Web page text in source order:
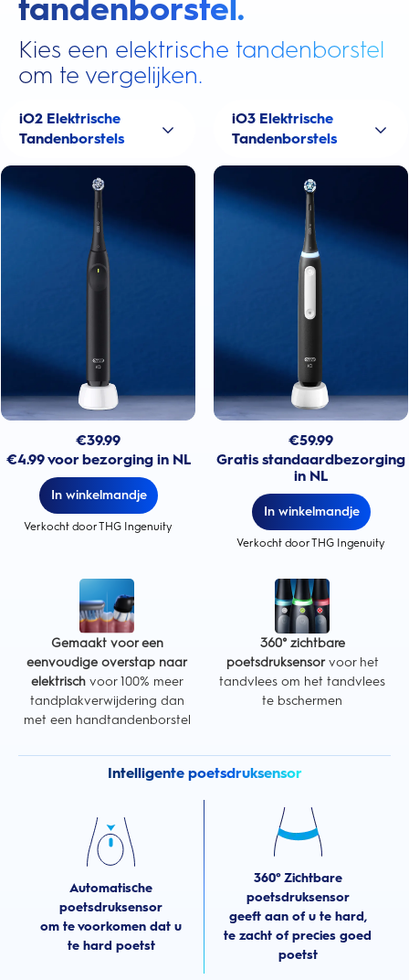
tandenborstel.
Kies een elektrische tandenborstel
om te vergelijken.
iO2 Elektrische
Tandenborstels
€39.99
€4.99 voor bezorging in NL
In winkelmandje
Verkocht door THG Ingenuity
iO3 Elektrische
Tandenborstels
€59.99
Gratis standaardbezorging
in NL
In winkelmandje
Verkocht door THG Ingenuity
Gemaakt voor een
eenvoudige overstap naar
elektrischvoor 100% meer
tandplakverwijdering dan
met een handtandenborstel
360° zichtbare
poetsdruksensorvoor het
tandvlees om het tandvlees
te bschermen
Intelligente poetsdruksensor
Automatische
poetsdruksensor
om te voorkomen dat u
te hard poetst
360° Zichtbare
poetsdruksensor
geeft aan of u te hard,
te zacht of precies goed
poetst